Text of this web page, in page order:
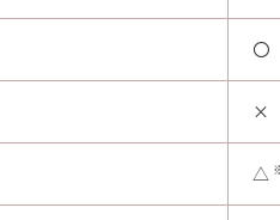
〇
×
△